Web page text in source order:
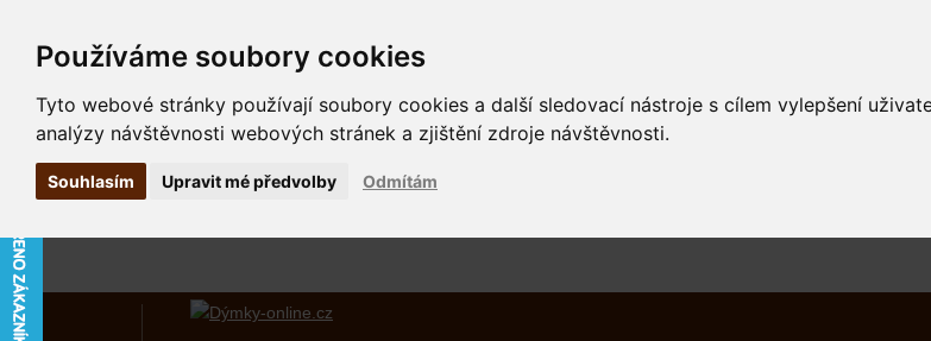
Používáme soubory cookies
Tyto webové stránky používají soubory cookies a další sledovací nástroje s cílem vylepšení
analýzy návštěvnosti webových stránek a zjištění zdroje návštěvnosti.
Souhlasím Odmítám
Upravit mé předvolby